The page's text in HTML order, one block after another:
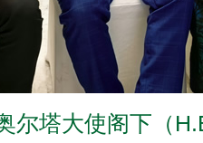
尔塔大使阁下（